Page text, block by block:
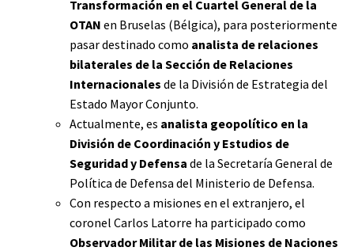
Transformación en el Cuartel General de la
OTAN en Bruselas (Bélgica), para posteriormente
pasar destinado como analista de relaciones
bilaterales de la Sección de Relaciones
Internacionales de la División de Estrategia del
Estado Mayor Conjunto.
Actualmente, es analista geopolítico en la
División de Coordinación y Estudios de
Seguridad y Defensa de la Secretaría General de
Política de Defensa del Ministerio de Defensa.
Con respecto a misiones en el extranjero, el
coronel Carlos Latorre ha participado como
Observador Militar de las Misiones de Naciones